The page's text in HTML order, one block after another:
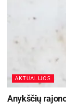
AKTUALIJOS
Anykščių